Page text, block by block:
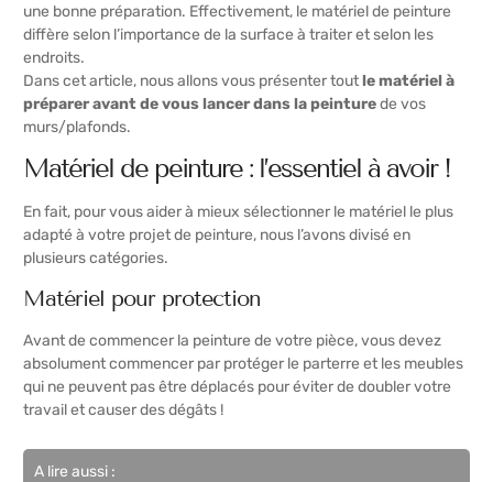
une bonne préparation. Effectivement, le matériel de peinture
diffère selon l’importance de la surface à traiter et selon les
endroits.
Dans cet article, nous allons vous présenter toutle matériel à
préparer avant de vous lancer dans la peinturede vos
murs/plafonds.
Matériel de peinture : l’essentiel à avoir !
En fait, pour vous aider à mieux sélectionner le matériel le plus
adapté à votre projet de peinture, nous l’avons divisé en
plusieurs catégories.
Matériel pour protection
Avant de commencer la peinture de votre pièce, vous devez
absolument commencer par protéger le parterre et les meubles
qui ne peuvent pas être déplacés pour éviter de doubler votre
travail et causer des dégâts !
A lire aussi :